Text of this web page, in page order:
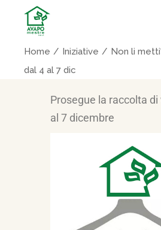
Home Iniziative
Non li
dal 4 al 7 dic
Prosegue la raccolta
al 7 dicembre